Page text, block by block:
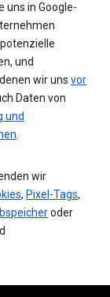
uns in Google-
und
wir uns vor
Daten von
und
wir
, Pixel-Tags,
oder